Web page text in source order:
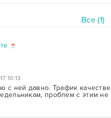
Все (1)
10:13
с ней давно. Трафик
проблем с этим не